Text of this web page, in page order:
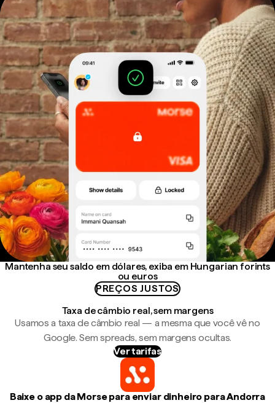
Mantenha seu saldo em dólares, exiba em Hungarian forints
ou euros
PREÇOS JUSTOS
Taxa de câmbio real, sem margens
Usamos a taxa de câmbio real — a mesma que você vê no
Google. Sem spreads, sem margens ocultas.
Ver tarifas
Baixe o app da Morse para enviar dinheiro para Andorra